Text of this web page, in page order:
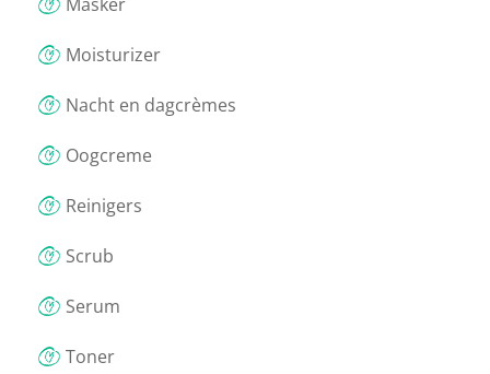
Moisturizer
Nacht en dagcrèmes
Oogcreme
Reinigers
Scrub
Serum
Toner